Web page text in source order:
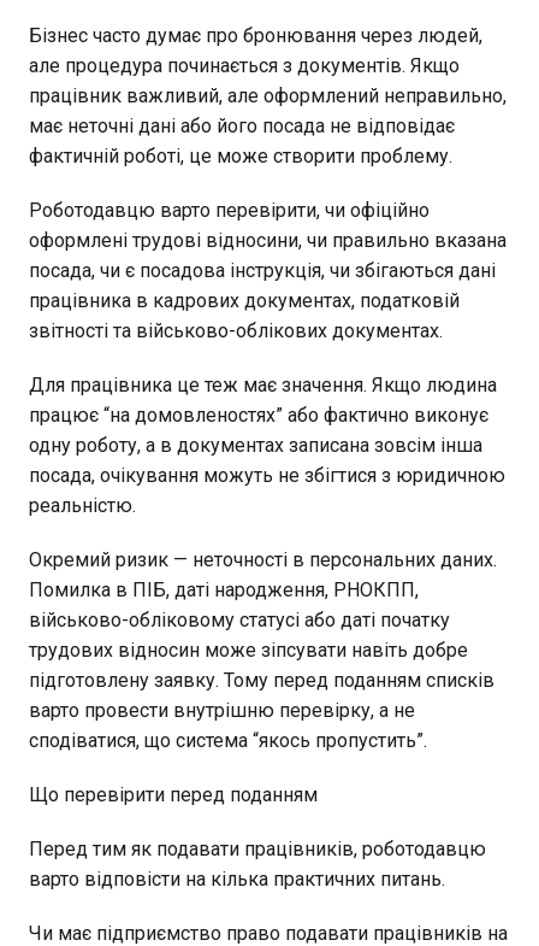
Бізнес часто думає про бронювання через людей,
але процедура починається з документів. Якщо
працівник важливий, але оформлений неправильно,
має неточні дані або його посада не відповідає
фактичній роботі, це може створити проблему.
Роботодавцю варто перевірити, чи офіційно
оформлені трудові відносини, чи правильно вказана
посада, чи є посадова інструкція, чи збігаються дані
працівника в кадрових документах, податковій
звітності та військово-облікових документах.
Для працівника це теж має значення. Якщо людина
працює “на домовленостях” або фактично виконує
одну роботу, а в документах записана зовсім інша
посада, очікування можуть не збігтися з юридичною
реальністю.
Окремий ризик — неточності в персональних даних.
Помилка в ПІБ, даті народження, РНОКПП,
військово-обліковому статусі або даті початку
трудових відносин може зіпсувати навіть добре
підготовлену заявку. Тому перед поданням списків
варто провести внутрішню перевірку, а не
сподіватися, що система “якось пропустить”.
Що перевірити перед поданням
Перед тим як подавати працівників, роботодавцю
варто відповісти на кілька практичних питань.
Чи має підприємство право подавати працівників на